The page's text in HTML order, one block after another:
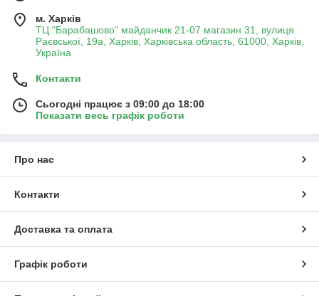
м. Харків
ТЦ "Барабашово" майданчик 21-07 магазин 31, вулиця
Раєвської, 19а, Харків, Харківська область, 61000, Харків,
Україна
Контакти
Сьогодні працює з 09:00 до 18:00
Показати весь графік роботи
Про нас
Контакти
Доставка та оплата
Графік роботи